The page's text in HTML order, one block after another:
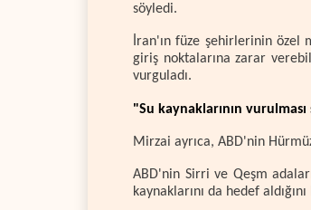
söyledi.
İran'ın füze şehirlerinin özel
giriş noktalarına zarar
vurguladı.
"Su kaynaklarının
Mirzai ayrıca, ABD'nin
ABD'nin Sirri ve Qeşm
kaynaklarını da hedef